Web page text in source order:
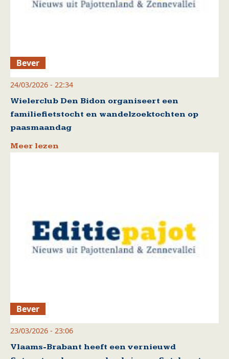
Bever
24/03/2026 - 22:34
Wielerclub Den Bidon organiseert een
familiefietstocht en wandelzoektochten op
paasmaandag
Meer lezen
Bever
23/03/2026 - 23:06
Vlaams-Brabant heeft een vernieuwd